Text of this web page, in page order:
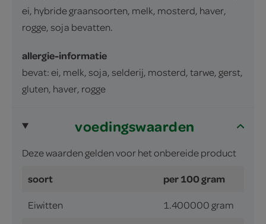
ei, hybride graansoorten, melk, mosterd, haver,
rogge, soja bevatten.
allergie-informatie
bevat: ei, melk, soja, selderij, mosterd, tarwe, gerst,
gluten, haver, rogge
voedingswaarden
Deze waarden gelden voor het onbereide product
soort per 100 gram
Eiwitten 1.400000 gram